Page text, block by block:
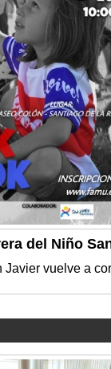
del Niño
Javier vuelve a